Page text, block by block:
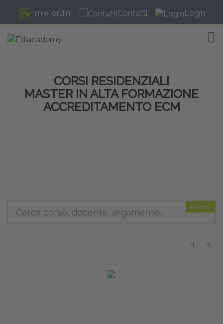
I miei ordini Contatti Login
CORSI RESIDENZIALI
MASTER IN ALTA FORMAZIONE
ACCREDITAMENTO ECM
Ricerca